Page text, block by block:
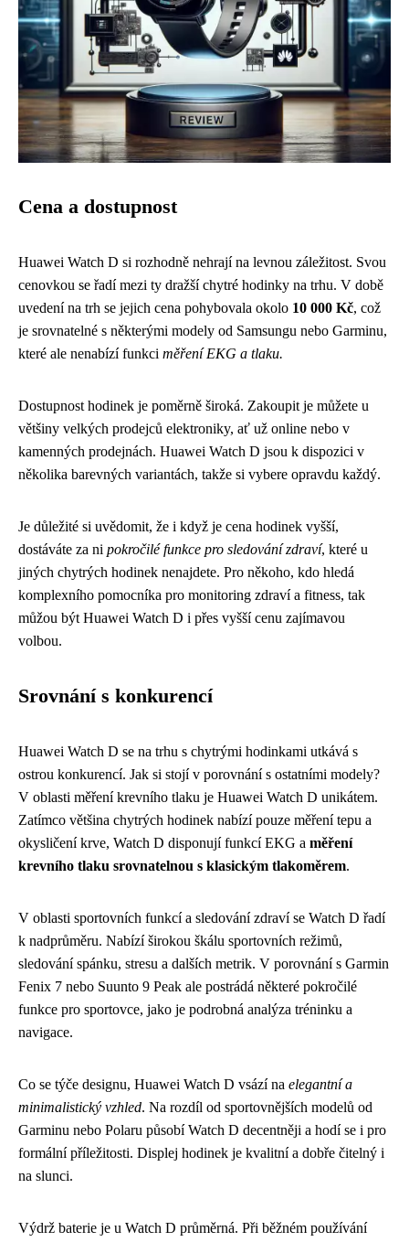
Cena a dostupnost
Huawei Watch D si rozhodně nehrají na levnou záležitost. Svou
cenovkou se řadí mezi ty dražší chytré hodinky na trhu. V době
uvedení na trh se jejich cena pohybovala okolo 10 000 Kč, což
je srovnatelné s některými modely od Samsungu nebo Garminu,
které ale nenabízí funkci měření EKG a tlaku.
Dostupnost hodinek je poměrně široká. Zakoupit je můžete u
většiny velkých prodejců elektroniky, ať už online nebo v
kamenných prodejnách. Huawei Watch D jsou k dispozici v
několika barevných variantách, takže si vybere opravdu každý.
Je důležité si uvědomit, že i když je cena hodinek vyšší,
dostáváte za ni pokročilé funkce pro sledování zdraví, které u
jiných chytrých hodinek nenajdete. Pro někoho, kdo hledá
komplexního pomocníka pro monitoring zdraví a fitness, tak
můžou být Huawei Watch D i přes vyšší cenu zajímavou
volbou.
Srovnání s konkurencí
Huawei Watch D se na trhu s chytrými hodinkami utkává s
ostrou konkurencí. Jak si stojí v porovnání s ostatními modely?
V oblasti měření krevního tlaku je Huawei Watch D unikátem.
Zatímco většina chytrých hodinek nabízí pouze měření tepu a
okysličení krve, Watch D disponují funkcí EKG a měření
krevního tlaku srovnatelnou s klasickým tlakoměrem.
V oblasti sportovních funkcí a sledování zdraví se Watch D řadí
k nadprůměru. Nabízí širokou škálu sportovních režimů,
sledování spánku, stresu a dalších metrik. V porovnání s Garmin
Fenix 7 nebo Suunto 9 Peak ale postrádá některé pokročilé
funkce pro sportovce, jako je podrobná analýza tréninku a
navigace.
Co se týče designu, Huawei Watch D vsází na elegantní a
minimalistický vzhled. Na rozdíl od sportovnějších modelů od
Garminu nebo Polaru působí Watch D decentněji a hodí se i pro
formální příležitosti. Displej hodinek je kvalitní a dobře čitelný i
na slunci.
Výdrž baterie je u Watch D průměrná. Při běžném používání